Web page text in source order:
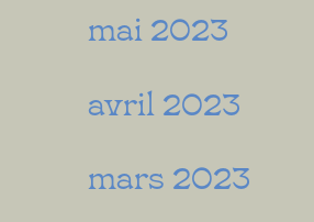
mai 2023
avril 2023
mars 2023